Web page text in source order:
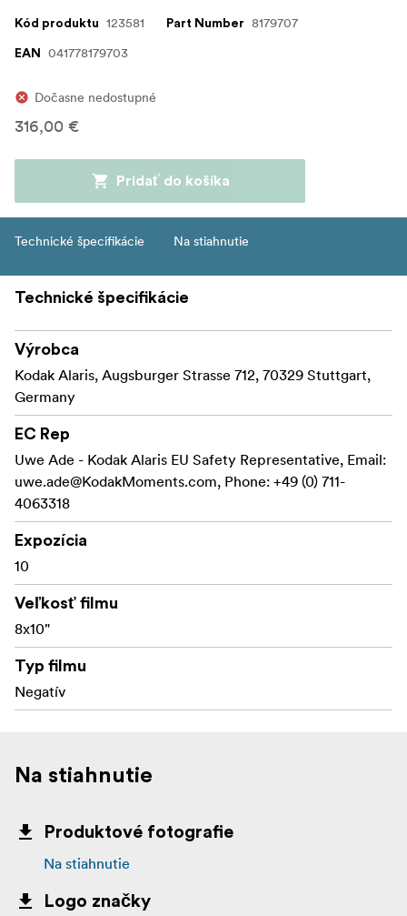
Kód produktu 123581 Part Number 8179707
EAN 041778179703
Dočasne nedostupné
316,00 €
Pridať do košíka
Technické špecifikácie Na stiahnutie
Technické špecifikácie
Výrobca
Kodak Alaris, Augsburger Strasse 712, 70329 Stuttgart,
Germany
EC Rep
Uwe Ade - Kodak Alaris EU Safety Representative, Email:
uwe.ade@KodakMoments.com, Phone: +49 (0) 711-
4063318
Expozícia
10
Veľkosť filmu
8x10"
Typ filmu
Negatív
Na stiahnutie
Produktové fotografie
Na stiahnutie
Logo značky